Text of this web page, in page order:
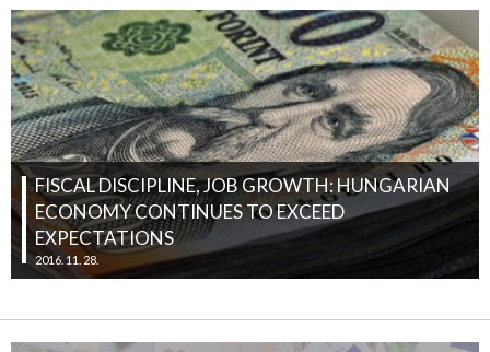
FISCAL DISCIPLINE, JOB GROWTH: HUNGARIAN
ECONOMY CONTINUES TO EXCEED
EXPECTATIONS
2016. 11. 28.